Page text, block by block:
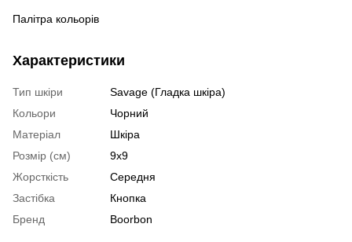
Палітра кольорів
Характеристики
Тип шкіри
Savage (Гладка шкіра)
Кольори
Чорний
Матеріал
Шкіра
Розмір (см)
9х9
Жорсткість
Середня
Застібка
Кнопка
Бренд
Boorbon